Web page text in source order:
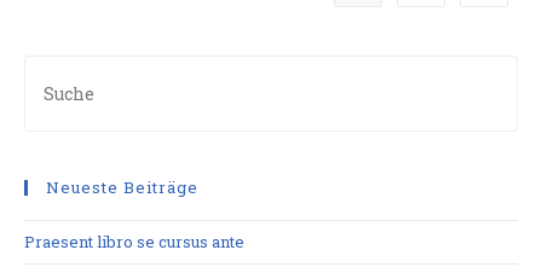
Neueste Beiträge
Praesent libro se cursus ante